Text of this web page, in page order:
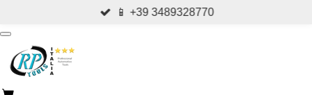
contenuto
principale
📱 +39 3489328770